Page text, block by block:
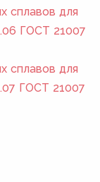
сплавов для
ГОСТ 21007
сплавов для
ГОСТ 21007